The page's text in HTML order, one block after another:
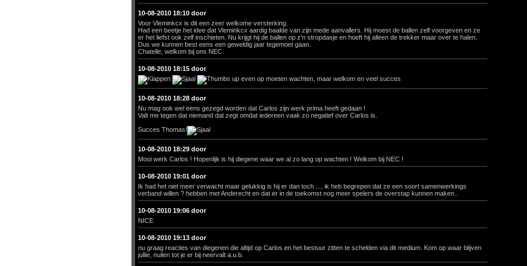
10-08-2010 18:10 door
Voor Vleminkcx is dit een zeer welkome versterking.
Had een beetje het idee dat Vleminkcx aardig baalde van zijn mede aanvallers. Hij moest de ballen zelf voorgeven en ze
er het liefst ook zelf inschieten. Nu krijgt hij de ballen op z'n stropdasje en hoeft hij alleen de trekker maar over te halen.
Dus we kunnen best eens een geweldig jaar tegemoet gaan.
Chatelle, welkom bij ons NEC
10-08-2010 18:15 door
even op moeten wachten, maar welkom en veel succes
10-08-2010 18:28 door
Nu mag ook wel eens gezegd worden dat Carlos zijn werk prima heeft gedaan !
Valt me tegen dat niemand dat zegt omdat iedereen vaak zo negatief over Carlos is.
Succes Thomas!
10-08-2010 18:29 door
Mooi werk Carlos ! Hopenlijk is hij diegene waar we al zo lang op wachten ! Welkom bij NEC !
10-08-2010 19:01 door
Ik had het niet meer verwacht maar gelukkig is hij er dan toch ..., ik heb begrepen dat ze een soort samenwerkings
verband willen ? hebben met Anderecht en dat er in de toekomst nog meer spelers de overstap kunnen maken..
10-08-2010 19:06 door
NICE
10-08-2010 19:13 door
nu graag reacties van diegenen die altijd op Carlos en het bestuur zitten te schelden via dit medium. Kom op waar blijven
jullie, nuilen tot je er bij neervalt a.u.b.